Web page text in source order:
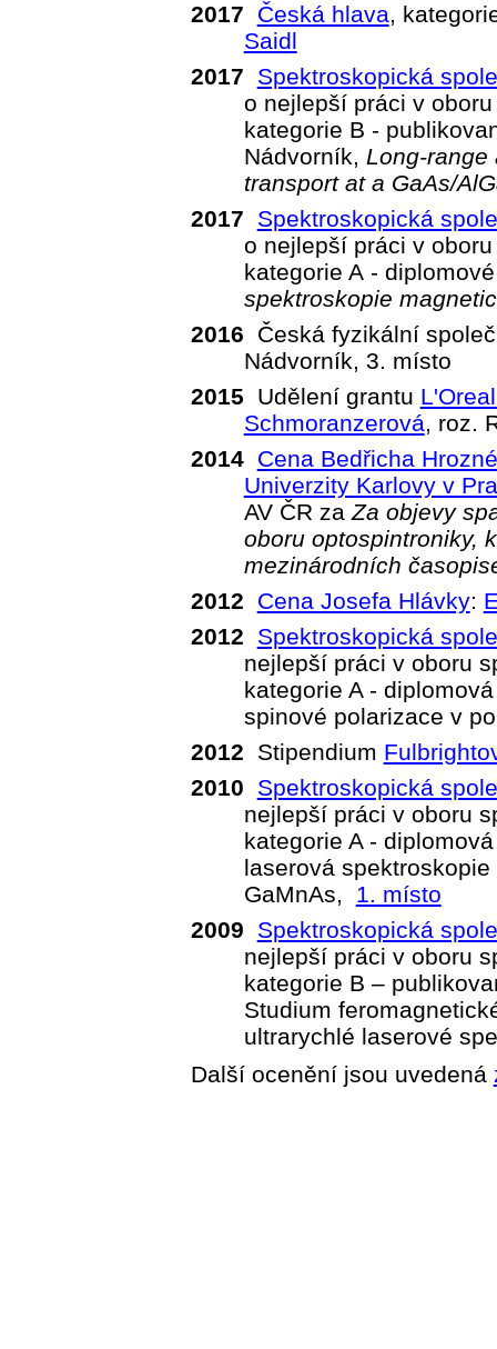
2017
Česká hlava,
Saidl
2017
Spektroskopická
o nejlepší práci v
kategorie B -
Nádvorník, Long-range
transport at a GaAs/
2017
Spektroskopická
o nejlepší práci v
kategorie A -
spektroskopie
2016 Česká fyzikální
Nádvorník, 3. místo
2015 Udělení grantu
Schmoranzerová, roz.
2014 Cena Bedřicha
Univerzity Karlovy v
AV ČR za Za objevy
oboru optospintroniky,
mezinárodních
2012
Cena Josefa Hlávky:
2012 Spektroskopická
nejlepší práci v oboru
kategorie A -
spinové polarizace v
2012 Stipendium
2010
Spektroskopická
nejlepší práci v oboru
kategorie A -
laserová
GaMnAs, 1. místo
2009
Spektroskopická
nejlepší práci v oboru
kategorie B –
Studium
ultrarychlé laserové
Další ocenění jsou uvedená